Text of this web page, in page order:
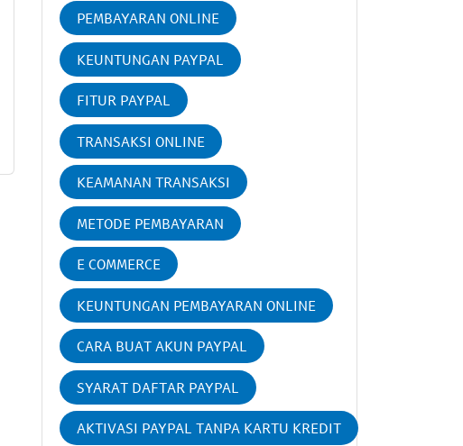
PEMBAYARAN ONLINE
KEUNTUNGAN PAYPAL
FITUR PAYPAL
TRANSAKSI ONLINE
KEAMANAN TRANSAKSI
METODE PEMBAYARAN
E COMMERCE
KEUNTUNGAN PEMBAYARAN ONLINE
CARA BUAT AKUN PAYPAL
SYARAT DAFTAR PAYPAL
AKTIVASI PAYPAL TANPA KARTU KREDIT